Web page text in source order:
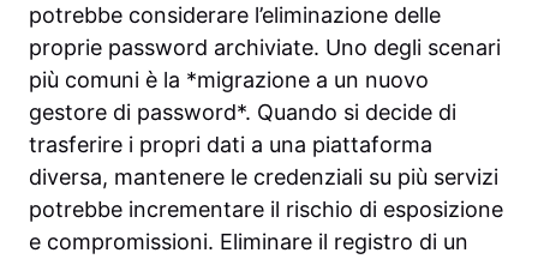
potrebbe considerare l’eliminazione delle
proprie password archiviate. Uno degli scenari
più comuni è la *migrazione a un nuovo
gestore di password*. Quando si decide di
trasferire i propri dati a una piattaforma
diversa, mantenere le credenziali su più servizi
potrebbe incrementare il rischio di esposizione
e compromissioni. Eliminare il registro di un